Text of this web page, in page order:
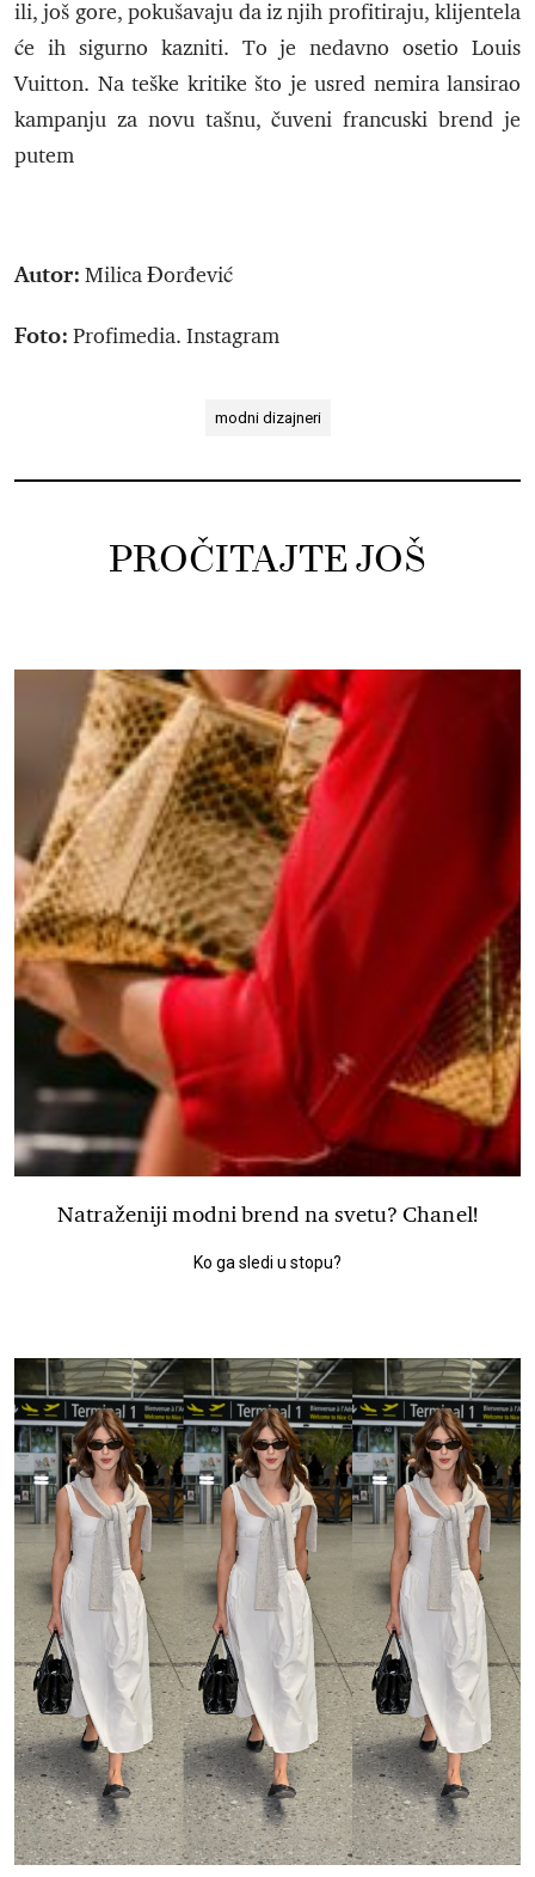
ili, još gore, pokušavaju da iz njih profitiraju, klijentela
će ih sigurno kazniti. To je nedavno osetio Louis
Vuitton. Na teške kritike što je usred nemira lansirao
kampanju za novu tašnu, čuveni francuski brend je
putem
Autor: Milica Đorđević
Foto: Profimedia. Instagram
modni dizajneri
PROČITAJTE JOŠ
Natraženiji modni brend na svetu? Chanel!
Ko ga sledi u stopu?